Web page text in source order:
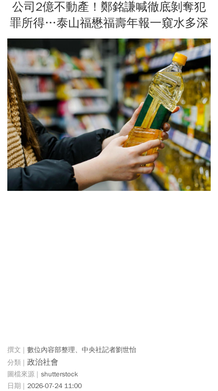
公司2億不動產！鄭銘謙喊徹底剝奪犯
罪所得…泰山福懋福壽年報一窺水多深
數位內容部整理、中央社記者劉世怡
政治社會
shutterstock
2026-07-24 11:00